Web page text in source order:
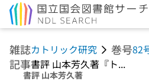
雑誌カトリック研究 巻号82
記事書評 山本芳久著『ト...
書評 山本芳久著